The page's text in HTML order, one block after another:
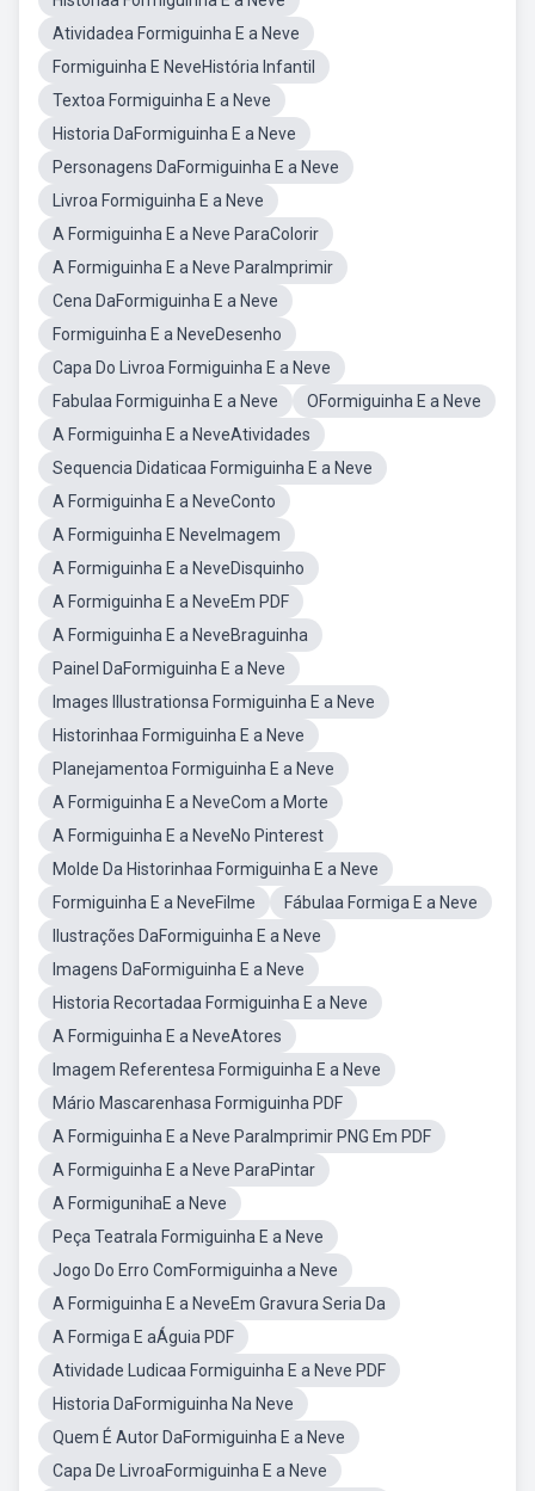
Atividadea Formiguinha E a Neve
Formiguinha E NeveHistória Infantil
Textoa Formiguinha E a Neve
Historia DaFormiguinha E a Neve
Personagens DaFormiguinha E a Neve
Livroa Formiguinha E a Neve
A Formiguinha E a Neve ParaColorir
A Formiguinha E a Neve ParaImprimir
Cena DaFormiguinha E a Neve
Formiguinha E a NeveDesenho
Capa Do Livroa Formiguinha E a Neve
Fabulaa Formiguinha E a Neve
OFormiguinha E a Neve
A Formiguinha E a NeveAtividades
Sequencia Didaticaa Formiguinha E a Neve
A Formiguinha E a NeveConto
A Formiguinha E NeveImagem
A Formiguinha E a NeveDisquinho
A Formiguinha E a NeveEm PDF
A Formiguinha E a NeveBraguinha
Painel DaFormiguinha E a Neve
Images Illustrationsa Formiguinha E a Neve
Historinhaa Formiguinha E a Neve
Planejamentoa Formiguinha E a Neve
A Formiguinha E a NeveCom a Morte
A Formiguinha E a NeveNo Pinterest
Molde Da Historinhaa Formiguinha E a Neve
Formiguinha E a NeveFilme
Fábulaa Formiga E a Neve
Ilustrações DaFormiguinha E a Neve
Imagens DaFormiguinha E a Neve
Historia Recortadaa Formiguinha E a Neve
A Formiguinha E a NeveAtores
Imagem Referentesa Formiguinha E a Neve
Mário Mascarenhasa Formiguinha PDF
A Formiguinha E a Neve ParaImprimir PNG Em PDF
A Formiguinha E a Neve ParaPintar
A FormigunihaE a Neve
Peça Teatrala Formiguinha E a Neve
Jogo Do Erro ComFormiguinha a Neve
A Formiguinha E a NeveEm Gravura Seria Da
A Formiga E aÁguia PDF
Atividade Ludicaa Formiguinha E a Neve PDF
Historia DaFormiguinha Na Neve
Quem É Autor DaFormiguinha E a Neve
Capa De LivroaFormiguinha E a Neve